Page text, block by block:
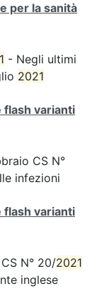
per la sanità
- Negli ultimi
2021
flash varianti
CS N°
infezioni
flash varianti
N° 20/2021
inglese